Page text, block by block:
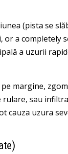
(pista se
or a completely
a uzurii
margine,
rulare, sau
cauza uzura